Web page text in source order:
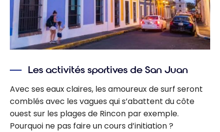
Les activités sportives de San Juan
Avec ses eaux claires, les amoureux de surf seront
comblés avec les vagues qui s’abattent du côte
ouest sur les plages de Rincon par exemple.
Pourquoi ne pas faire un cours d’initiation ?